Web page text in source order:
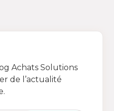
Achats Solutions
de l’actualité